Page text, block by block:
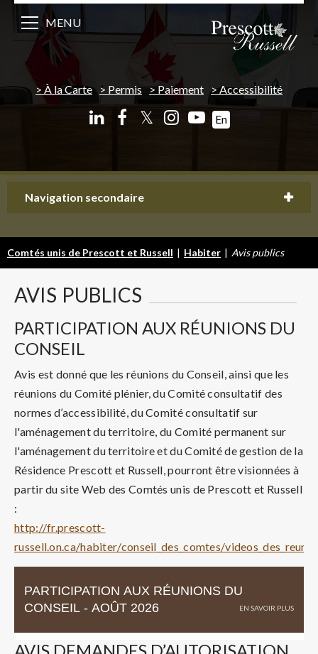
À la Carte Permis Paiement Accessibilité
𝕏 En
MENU
Navigation secondaire
Comtés unis de Prescott et Russell | Habiter | Avis publics
AVIS PUBLICS
PARTICIPATION AUX RÉUNIONS DU
CONSEIL
Avis est donné que les réunions du Conseil, ainsi que les
réunions du Comité plénier, du Comité consultatif des
normes d’accessibilité, du Comité consultatif sur
l'aménagement du territoire, du Comité permanent sur
l'aménagement du territoire et du Comité de gestion de la
Résidence Prescott et Russell, pourront être visionnées à
partir du site Web des Comtés unis de Prescott et Russell
:
http://fr.prescott-
russell.on.ca/habiter/conseil_des_comtes/
PARTICIPATION AUX RÉUNIONS DU
CONSEIL - AOÛT 2026